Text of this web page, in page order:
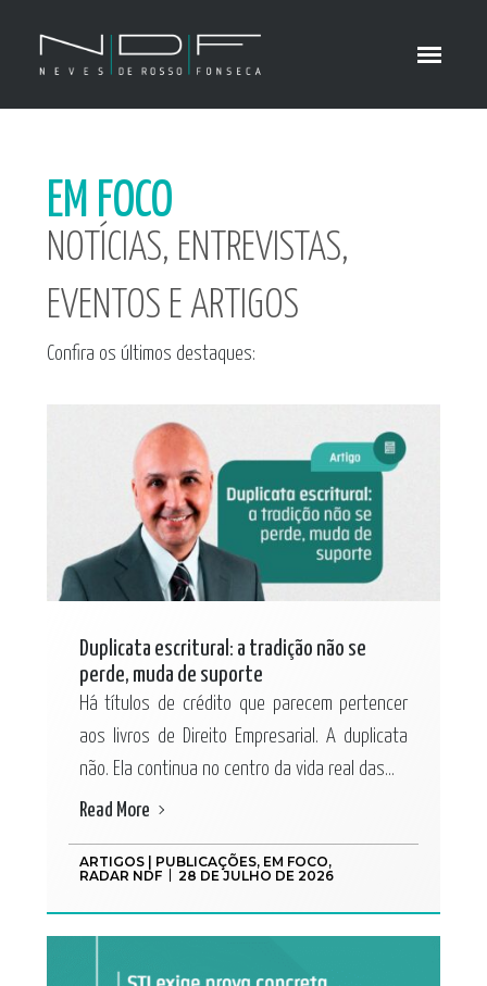
EM FOCO
NOTÍCIAS, ENTREVISTAS,
EVENTOS E ARTIGOS
Confira os últimos destaques:
Duplicata escritural: a tradição não se
perde, muda de suporte
Há títulos de crédito que parecem pertencer
aos livros de Direito Empresarial. A duplicata
não. Ela continua no centro da vida real das...
Read More
ARTIGOS | PUBLICAÇÕES, EM FOCO,
RADAR NDF
28 DE JULHO DE 2026